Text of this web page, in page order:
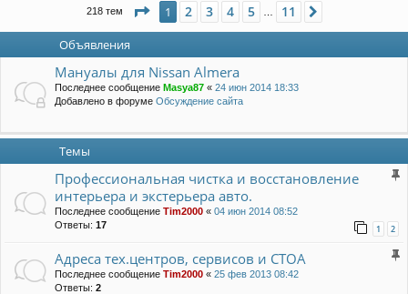
218 тем Страница из 11
1 2 3 4 5 11
Объявления
Мануалы для Nissan Almera
Последнее сообщение Masya87 « 24 июн 2014 18:33
Добавлено в форуме Обсуждение сайта
Темы
Профессиональная чистка и восстановление
интерьера и экстерьера авто.
Последнее сообщение Tim2000 « 04 июн 2014 08:52
Ответы: 17 1 2
Адреса тех.центров, сервисов и СТОА
Последнее сообщение Tim2000 « 25 фев 2013 08:42
Ответы: 2